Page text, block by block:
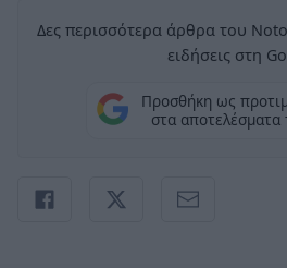
Δες περισσότερα άρθρα του
ειδήσεις στη
Προσθήκη ως
στα αποτελέσματα